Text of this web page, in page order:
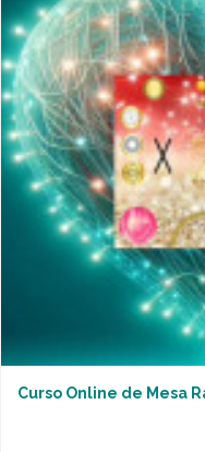
Curso Online de Mesa